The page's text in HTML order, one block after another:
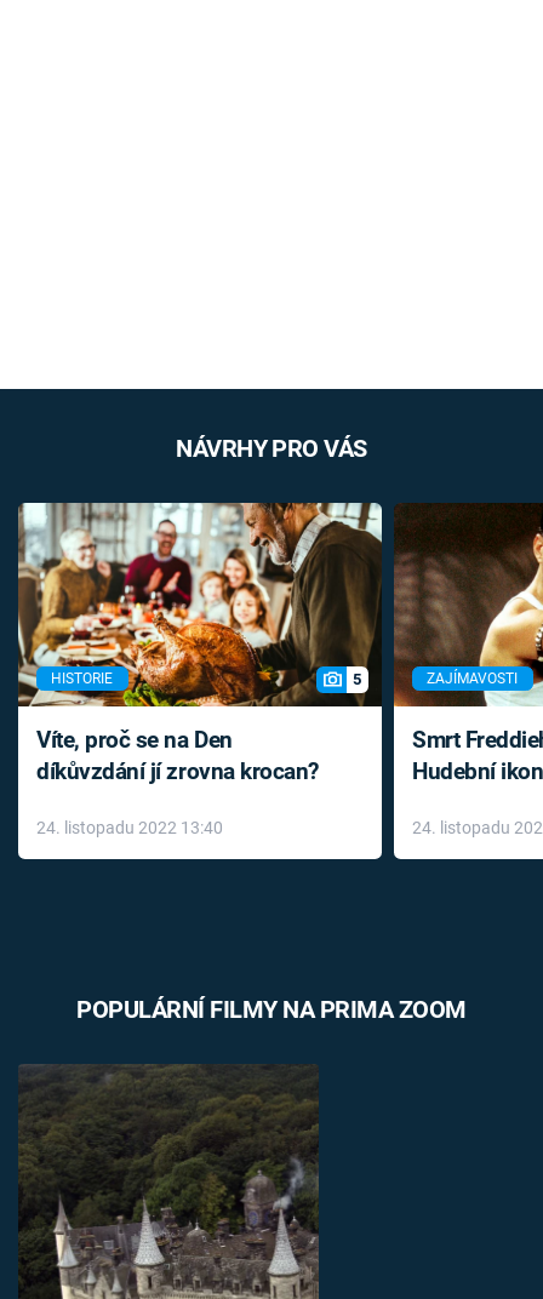
NÁVRHY PRO VÁS
HISTORIE 5
Víte, proč se na Den
díkůvzdání jí zrovna krocan?
24. listopadu 2022 13:40
ZAJÍMAVOSTI
Smrt
Hudební
léky
24. listopadu
POPULÁRNÍ FILMY NA PRIMA ZOOM